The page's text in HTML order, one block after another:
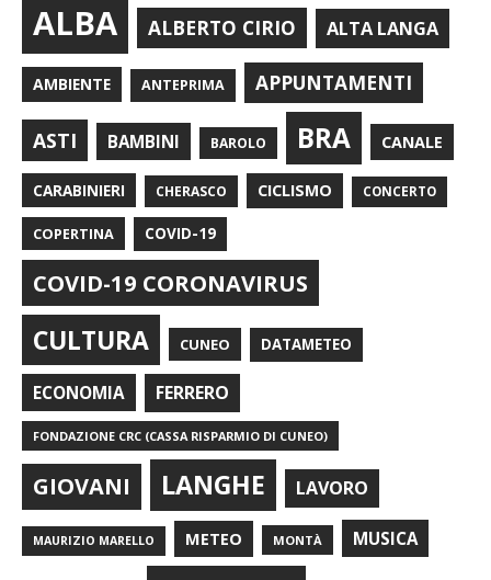
ALBA ALBERTO CIRIO ALTA LANGA
AMBIENTE ANTEPRIMA APPUNTAMENTI
ASTI BAMBINI BAROLO BRA CANALE
CARABINIERI CHERASCO CICLISMO CONCERTO
COPERTINA COVID-19
COVID-19 CORONAVIRUS
CULTURA CUNEO DATAMETEO
ECONOMIA FERRERO
FONDAZIONE CRC (CASSA RISPARMIO DI CUNEO)
GIOVANI LANGHE LAVORO
MAURIZIO MARELLO METEO MONTÀ MUSICA